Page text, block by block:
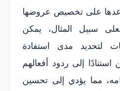
على تخصيص عروضها
سبيل المثال، يمكن
لتحديد مدى استفادة
إلى ردود أفعالهم
مما يؤدي إلى تحسين